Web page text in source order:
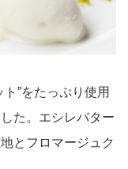
”をたっぷり使用
た。エシレバター
とフロマージュク